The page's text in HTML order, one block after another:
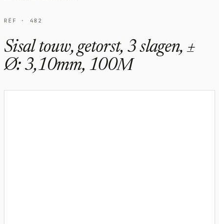
RÉF · 482
Sisal touw, getorst, 3 slagen, ±
Ø: 3,10mm, 100M